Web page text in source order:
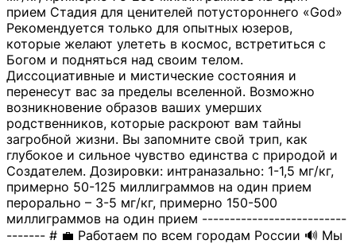
прием Стадия для ценителей потустороннего «God»
Рекомендуется только для опытных юзеров,
которые желают улететь в космос, встретиться с
Богом и подняться над своим телом.
Диссоциативные и мистические состояния и
перенесут вас за пределы вселенной. Возможно
возникновение образов ваших умерших
родственников, которые раскроют вам тайны
загробной жизни. Вы запомните свой трип, как
глубокое и сильное чувство единства с природой и
Создателем. Дозировки: интраназально: 1-1,5 мг/кг,
примерно 50-125 миллиграммов на один прием
перорально – 3-5 мг/кг, примерно 150-500
миллиграммов на один прием --------------------------
------- # 💼 Работаем по всем городам России 🔊 Мы